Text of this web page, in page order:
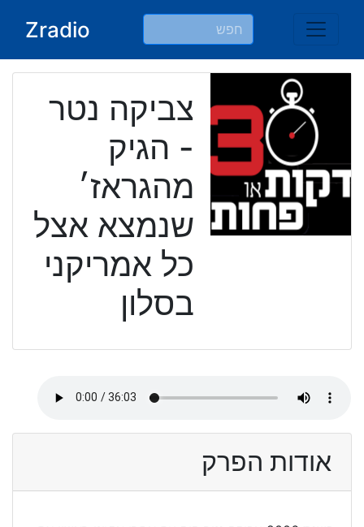
Zradio
צביקה נטר
- הגיק
מהגראז׳
שנמצא אצל
כל אמריקני
בסלון
אודות הפרק